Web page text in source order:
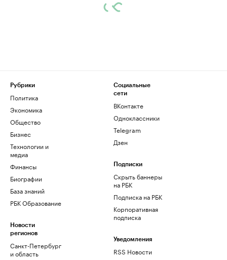
Рубрики
Политика
Экономика
Общество
Бизнес
Технологии и
медиа
Финансы
Биографии
База знаний
РБК Образование
Новости
регионов
Санкт-Петербург
и область
Социальные
сети
ВКонтакте
Одноклассники
Telegram
Дзен
Подписки
Скрыть баннеры
на РБК
Подписка на РБК
Корпоративная
подписка
Уведомления
RSS Новости